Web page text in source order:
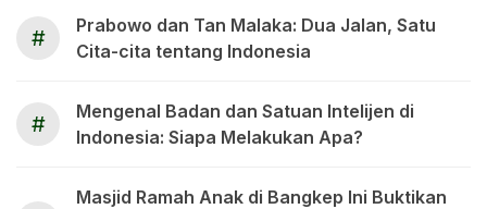
#
Prabowo dan Tan Malaka: Dua Jalan, Satu
Cita-cita tentang Indonesia
#
Mengenal Badan dan Satuan Intelijen di
Indonesia: Siapa Melakukan Apa?
Masjid Ramah Anak di Bangkep Ini Buktikan